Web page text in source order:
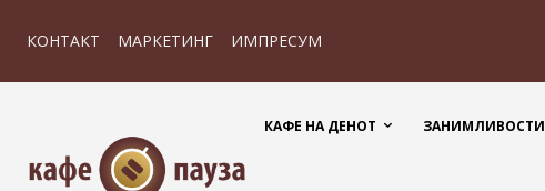
КОНТАКТ МАРКЕТИНГ ИМПРЕСУМ
КАФЕ НА ДЕНОТ ЗАНИМЛИВОСТИ